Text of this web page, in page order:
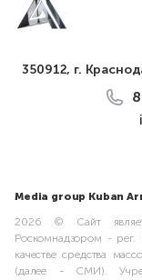
350912, г.
Media group Kuban
2026 © Сайт
Роскомнадзором -
качестве средства
(далее - СМИ).